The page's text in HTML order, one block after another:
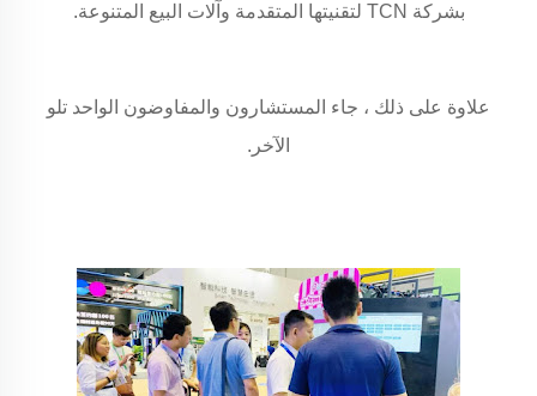
بشركة TCN لتقنيتها المتقدمة وآلات البيع المتنوعة.
علاوة على ذلك ، جاء المستشارون والمفاوضون الواحد تلو
الآخر.